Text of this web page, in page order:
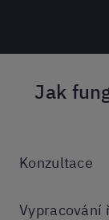
Jak
Konzultace
Vypracování